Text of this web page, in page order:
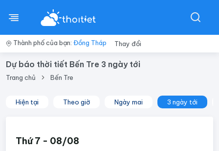
Thành phố của bạn: Đồng Tháp Thay đổi
Dự báo thời tiết Bến Tre 3 ngày tới
Trang chủ Bến Tre
Hiện tại Theo giờ Ngày mai 3 ngày tới
Thứ 7 - 08/08